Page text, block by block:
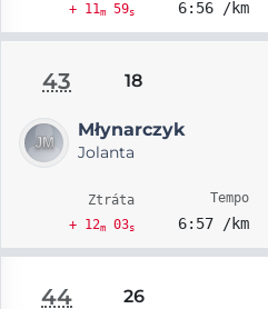
+ 11m59s 6:56 /km
43 18
Młynarczyk
Jolanta
Ztráta
+ 12m03s
Tempo
6:57 /km
44 26